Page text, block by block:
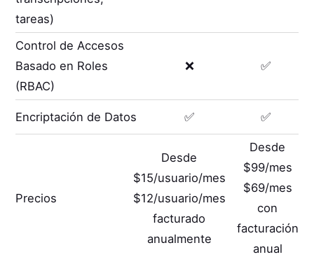
tareas)
Control de Accesos
Basado en Roles
(RBAC)
❌ ✅
Encriptación de Datos ✅ ✅
Precios
Desde
$15/usuario/mes
$12/usuario/mes
facturado
anualmente
Desde
$99/mes
$69/mes
con
facturación
anual